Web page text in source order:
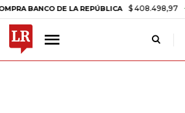
DE LA REPÚBLICA $ 408.498,97 +$ 8.753,81